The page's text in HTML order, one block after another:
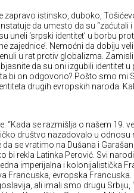
zapravo istinsko, duboko,
da umesto da su “zaćutali i
uneli ‘srpski identitet’ u borbu
zajednice’. Nemoćni da dobiju
u rat protiv globalizma.
da su oni izgubili identitet
bi on odgovorio? Pošto smo mi
drugih evropskih naroda.
“Kada se razmišlja o našem 19.
društvo nazadovalo u odnosu
se vratimo na Dušana i
bi rekla Latinka Perović. Svi
imperijalna i kolonijalistička
Francuska, evropska Francuska.
ali imali smo drugu Srbiju,